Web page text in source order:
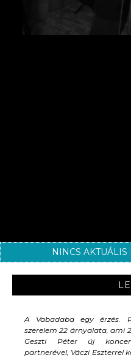
NINCS
A Vabadaba egy érzés.
szerelem 22 árnyalata, ami
Geszti Péter új
partnerével, Váczi Eszterrel